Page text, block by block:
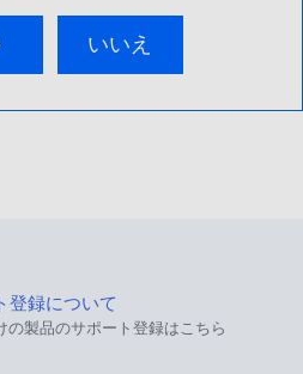
いいえ
登録について
の製品のサポート登録はこちら